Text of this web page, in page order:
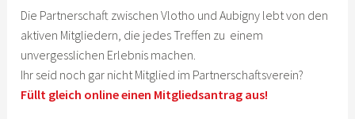
Die Partnerschaft zwischen Vlotho und Aubigny lebt von den
aktiven Mitgliedern, die jedes Treffen zu einem
unvergesslichen Erlebnis machen.
Ihr seid noch gar nicht Mitglied im Partnerschaftsverein?
Füllt gleich online einen Mitgliedsantrag aus!